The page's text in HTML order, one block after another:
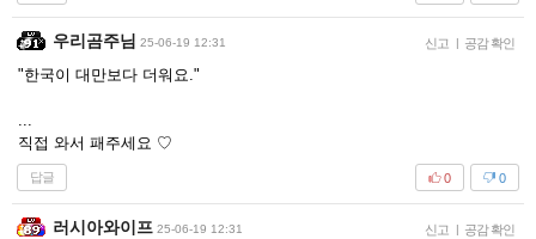
우리곰주님 25-06-19 12:31 신고 | 공감 확인
"한국이 대만보다 더워요."
...
직접 와서 패주세요 ♡
답글 0
0
러시아와이프 25-06-19 12:31 신고 | 공감 확인